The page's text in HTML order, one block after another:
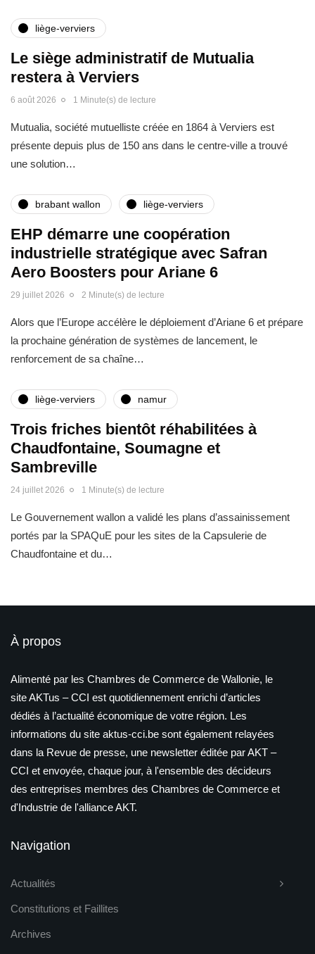
liège-verviers
Le siège administratif de Mutualia
restera à Verviers
6 août 2026 1 Minute(s) de lecture
Mutualia, société mutuelliste créée en 1864 à Verviers est
présente depuis plus de 150 ans dans le centre-ville a trouvé
une solution…
brabant wallon liège-verviers
EHP démarre une coopération
industrielle stratégique avec Safran
Aero Boosters pour Ariane 6
29 juillet 2026 2 Minute(s) de lecture
Alors que l’Europe accélère le déploiement d’Ariane 6 et prépare
la prochaine génération de systèmes de lancement, le
renforcement de sa chaîne…
liège-verviers namur
Trois friches bientôt réhabilitées à
Chaudfontaine, Soumagne et
Sambreville
24 juillet 2026 1 Minute(s) de lecture
Le Gouvernement wallon a validé les plans d’assainissement
portés par la SPAQuE pour les sites de la Capsulerie de
Chaudfontaine et du…
À propos
Alimenté par les Chambres de Commerce de Wallonie, le
site AKTus – CCI est quotidiennement enrichi d’articles
dédiés à l’actualité économique de votre région. Les
informations du site aktus-cci.be sont également relayées
dans la Revue de presse, une newsletter éditée par AKT –
CCI et envoyée, chaque jour, à l'ensemble des décideurs
des entreprises membres des Chambres de Commerce et
d'Industrie de l'alliance AKT.
Navigation
Actualités
Constitutions et Faillites
Archives